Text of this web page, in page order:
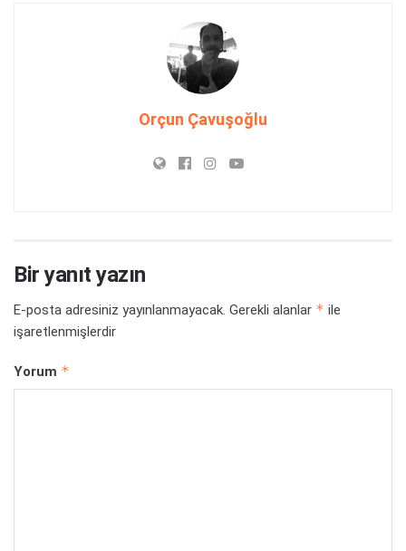
Orçun Çavuşoğlu
Bir yanıt yazın
E-posta adresiniz yayınlanmayacak. Gerekli alanlar * ile
işaretlenmişlerdir
Yorum *